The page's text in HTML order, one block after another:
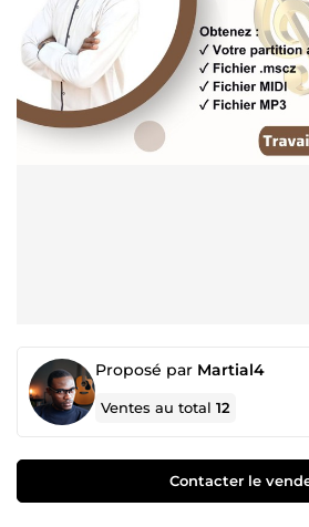
Proposé par Martial4
Ventes au total12
Contacter le